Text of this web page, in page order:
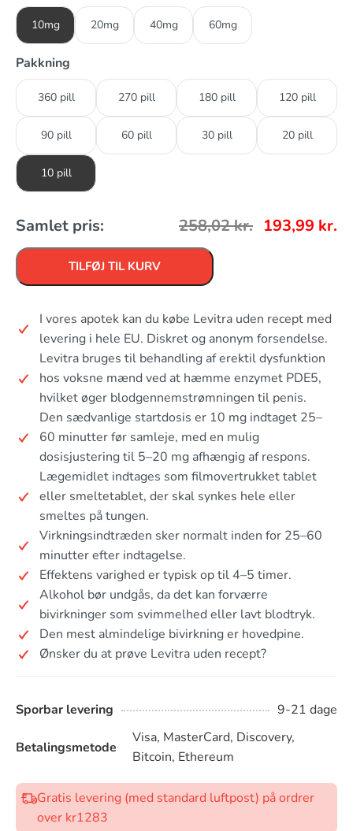
10mg 20mg 40mg 60mg
Pakkning
360 pill 270 pill 180 pill 120 pill
90 pill 60 pill 30 pill 20 pill
10 pill
Samlet pris: 258,02kr. 193,99 kr.
TILFØJ TIL KURV
I vores apotek kan du købe Levitra uden recept med
levering i hele EU. Diskret og anonym forsendelse.
Levitra bruges til behandling af erektil dysfunktion
hos voksne mænd ved at hæmme enzymet PDE5,
hvilket øger blodgennemstrømningen til penis.
Den sædvanlige startdosis er 10 mg indtaget 25–
60 minutter før samleje, med en mulig
dosisjustering til 5–20 mg afhængig af respons.
Lægemidlet indtages som filmovertrukket tablet
eller smeltetablet, der skal synkes hele eller
smeltes på tungen.
Virkningsindtræden sker normalt inden for 25–60
minutter efter indtagelse.
Effektens varighed er typisk op til 4–5 timer.
Alkohol bør undgås, da det kan forværre
bivirkninger som svimmelhed eller lavt blodtryk.
Den mest almindelige bivirkning er hovedpine.
Ønsker du at prøve Levitra uden recept?
Sporbar levering 9-21 dage
Betalingsmetode
Visa, MasterCard, Discovery,
Bitcoin, Ethereum
Gratis levering (med standard luftpost) på ordrer
over kr1283